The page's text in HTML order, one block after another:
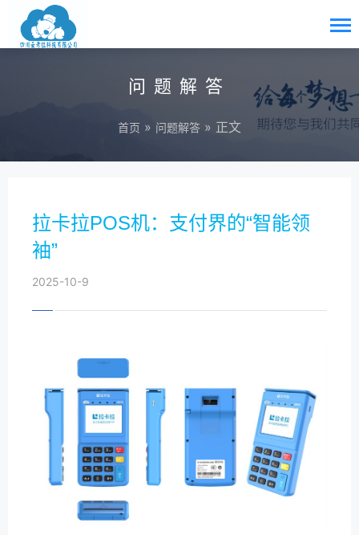
问题解答
首页 » 问题解答 » 正文
拉卡拉POS机：支付界的“智能领
袖”
2025-10-9